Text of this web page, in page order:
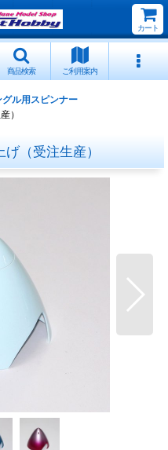
カート
商品検索 ご利用案内
ル用スピンナー
）
（受注生産）